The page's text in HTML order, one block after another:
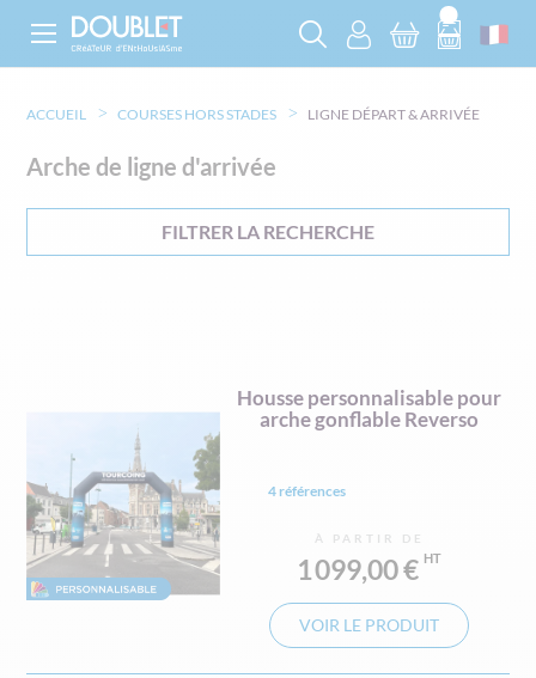
Housse personnalisable pour
arche gonflable Reverso
4 références
À PARTIR DE
1 099,00 €
VOIR LE PRODUIT
ACCUEIL COURSES HORS STADES LIGNE DÉPART & ARRIVÉE
Arche de ligne d'arrivée
FILTRER LA RECHERCHE